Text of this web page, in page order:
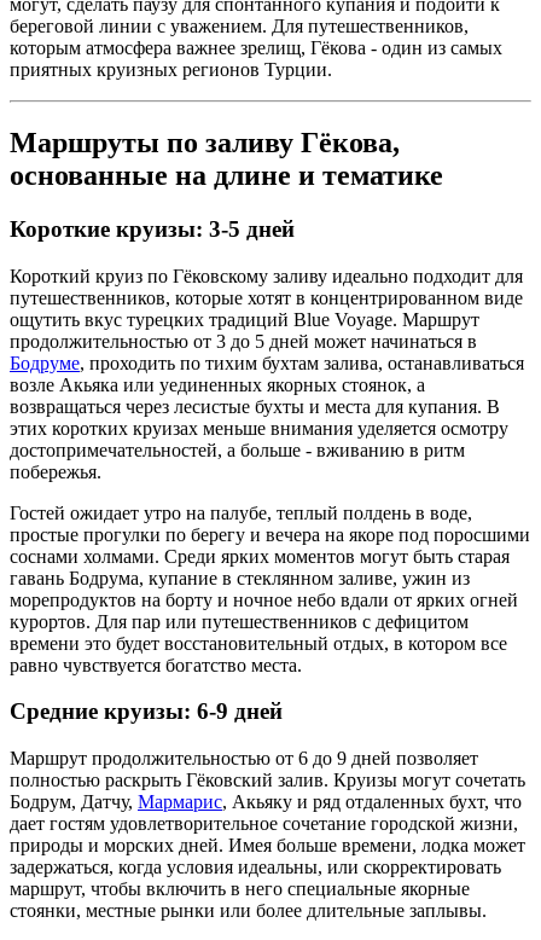
могут, сделать паузу для спонтанного купания и подойти к
береговой линии с уважением. Для путешественников,
которым атмосфера важнее зрелищ, Гёкова - один из самых
приятных круизных регионов Турции.
Маршруты по заливу Гёкова,
основанные на длине и тематике
Короткие круизы: 3-5 дней
Короткий круиз по Гёковскому заливу идеально подходит для
путешественников, которые хотят в концентрированном виде
ощутить вкус турецких традиций Blue Voyage. Маршрут
продолжительностью от 3 до 5 дней может начинаться в
Бодруме, проходить по тихим бухтам залива, останавливаться
возле Акьяка или уединенных якорных стоянок, а
возвращаться через лесистые бухты и места для купания. В
этих коротких круизах меньше внимания уделяется осмотру
достопримечательностей, а больше - вживанию в ритм
побережья.
Гостей ожидает утро на палубе, теплый полдень в воде,
простые прогулки по берегу и вечера на якоре под поросшими
соснами холмами. Среди ярких моментов могут быть старая
гавань Бодрума, купание в стеклянном заливе, ужин из
морепродуктов на борту и ночное небо вдали от ярких огней
курортов. Для пар или путешественников с дефицитом
времени это будет восстановительный отдых, в котором все
равно чувствуется богатство места.
Средние круизы: 6-9 дней
Маршрут продолжительностью от 6 до 9 дней позволяет
полностью раскрыть Гёковский залив. Круизы могут сочетать
Бодрум, Датчу, Мармарис, Акьяку и ряд отдаленных бухт, что
дает гостям удовлетворительное сочетание городской жизни,
природы и морских дней. Имея больше времени, лодка может
задержаться, когда условия идеальны, или скорректировать
маршрут, чтобы включить в него специальные якорные
стоянки, местные рынки или более длительные заплывы.